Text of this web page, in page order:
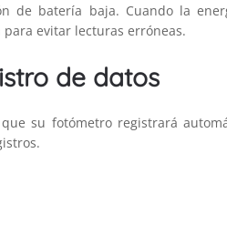
de batería baja. Cuando la
para evitar lecturas erróneas.
de datos
su fotómetro registrará